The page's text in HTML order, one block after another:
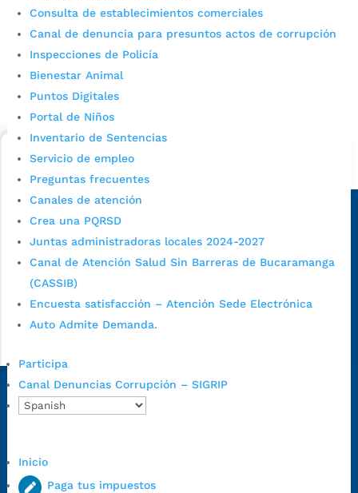
Consulta de establecimientos comerciales
Canal de denuncia para presuntos actos de corrupción
Inspecciones de Policía
Bienestar Animal
Puntos Digitales
Portal de Niños
Inventario de Sentencias
Servicio de empleo
Preguntas frecuentes
Canales de atención
Crea una PQRSD
Juntas administradoras locales 2024-2027
Canal de Atención Salud Sin Barreras de Bucaramanga
(CASSIB)
Encuesta satisfacción – Atención Sede Electrónica
Auto Admite Demanda.
Participa
Canal Denuncias Corrupción – SIGRIP
Inicio
Paga tus impuestos
Cupos Escolares Bucaramanga 2022
Consulta aqui los pasos para inscribirse y solicitar un
cupo escolar en los colegios oficiales de
Bucaramanga.
Alcaldía de Bucaramanga
Sede principal
Dirección Fase I:Calle 35 # 10-43, Bucaramanga, Santander,
Colombia.
Colombia
Código Postal:
680006. Código Dane: 68001.